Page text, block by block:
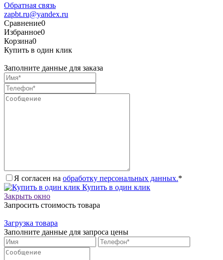
Обратная связь
zapbt.ru@yandex.ru
Сравнение0
Избранное0
Корзина0
Купить в один клик
Заполните данные для заказа
Я согласен на обработку персональных данных.*
Купить в один клик
Закрыть окно
Запросить стоимость товара
Загрузка товара
Заполните данные для запроса цены